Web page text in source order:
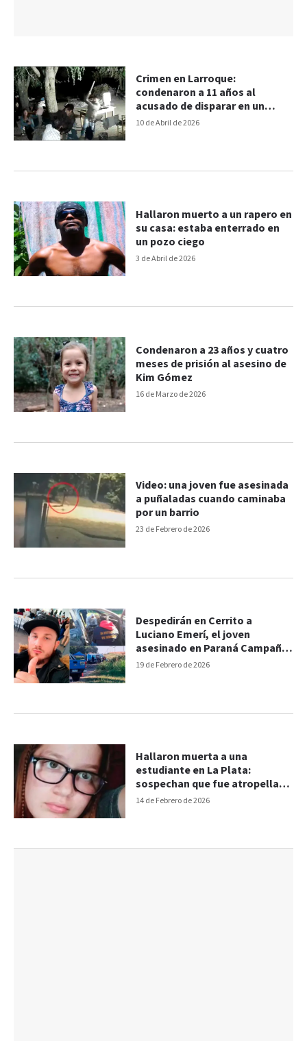
10 de Abril de 2026
Crimen en Larroque:
condenaron a 11 años al
acusado de disparar en un
festejo y matar a un jubilado
3 de Abril de 2026
Hallaron muerto a un rapero en
su casa: estaba enterrado en
un pozo ciego
16 de Marzo de 2026
Condenaron a 23 años y cuatro
meses de prisión al asesino de
Kim Gómez
23 de Febrero de 2026
Video: una joven fue asesinada
a puñaladas cuando caminaba
por un barrio
19 de Febrero de 2026
Despedirán en Cerrito a
Luciano Emerí, el joven
asesinado en Paraná Campaña:
un testigo brindó nuevos datos
14 de Febrero de 2026
Hallaron muerta a una
estudiante en La Plata:
sospechan que fue atropellada
y abandonada